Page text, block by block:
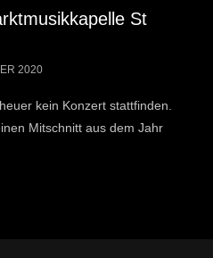
St
2020
kein Konzert stattfinden.
Mitschnitt aus dem Jahr